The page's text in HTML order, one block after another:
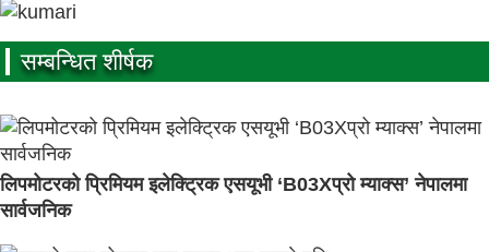
सम्बन्धित शीर्षक
लिपमोटरको प्रिमियम इलेक्ट्रिक एसयूभी ‘B03Xप्रो म्याक्स’ नेपालमा
सार्वजनिक